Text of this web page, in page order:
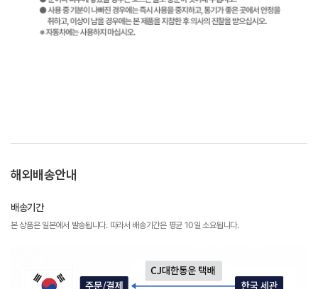
해외배송안내
배송기간
본 상품은 일본에서 발송됩니다. 따라서 배송기간은 평균 10일 소요됩니다.